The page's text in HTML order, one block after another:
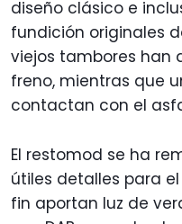
diseño clásico e
fundición originales
viejos tambores han
freno, mientras que
contactan con el
El restomod se ha
útiles detalles para el
fin aportan luz de